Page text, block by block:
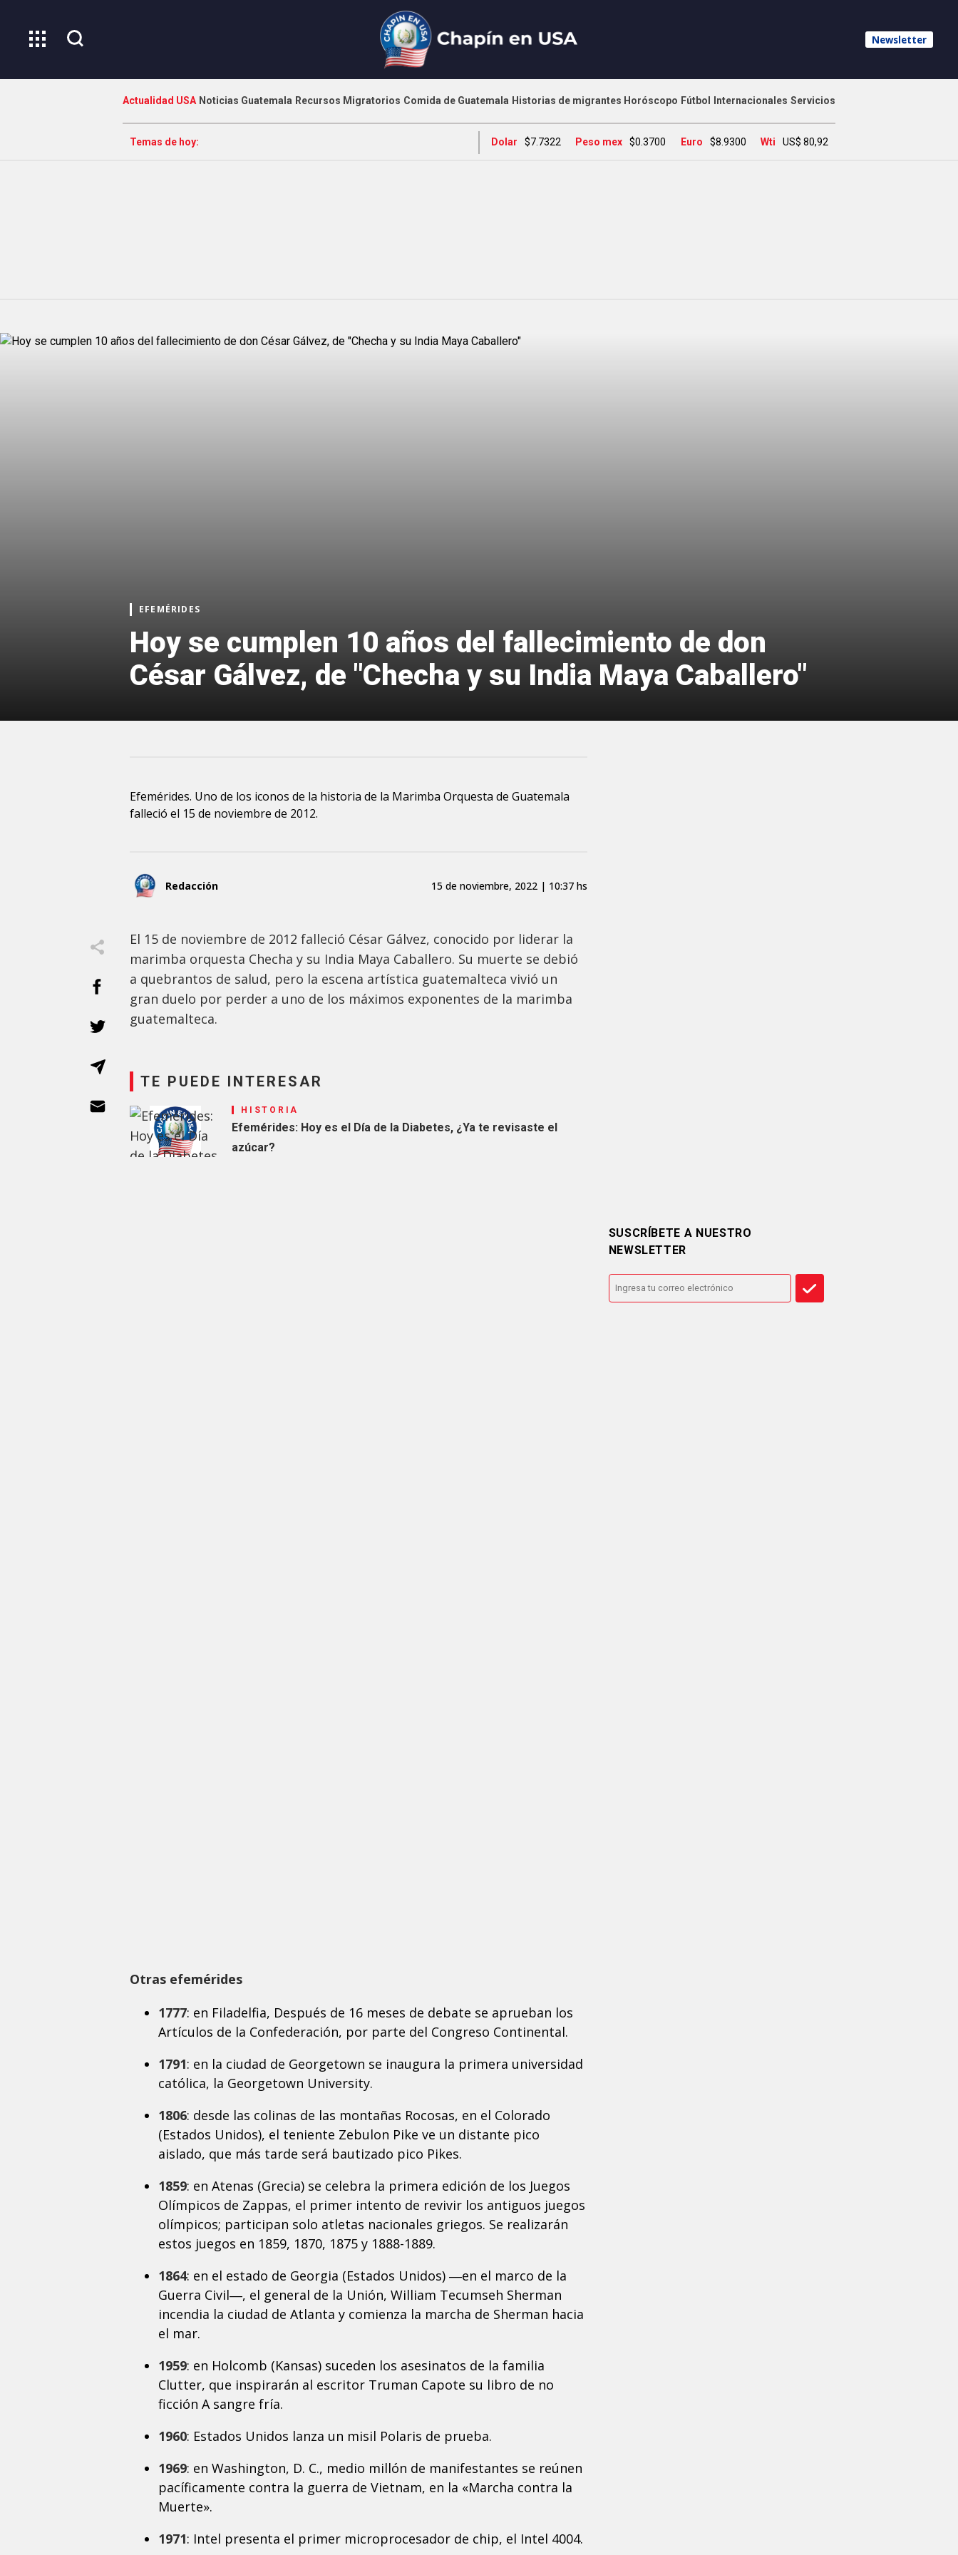
Newsletter
Actualidad USA Noticias Guatemala Recursos Migratorios Comida de Guatemala Historias de migrantes Horóscopo Fútbol Internacionales Servicios
Temas de hoy: Dolar $7.7322 Peso mex $0.3700 Euro $8.9300 Wti US$ 80,92
EFEMÉRIDES
Hoy se cumplen 10 años del fallecimiento de don
César Gálvez, de "Checha y su India Maya Caballero"
Efemérides. Uno de los iconos de la historia de la Marimba Orquesta de Guatemala
falleció el 15 de noviembre de 2012.
Redacción 15 de noviembre, 2022 | 10:37 hs
El 15 de noviembre de 2012 falleció César Gálvez, conocido por liderar la
marimba orquesta Checha y su India Maya Caballero. Su muerte se debió
a quebrantos de salud, pero la escena artística guatemalteca vivió un
gran duelo por perder a uno de los máximos exponentes de la marimba
guatemalteca.
TE PUEDE INTERESAR
HISTORIA
Efemérides: Hoy es el Día de la Diabetes, ¿Ya te revisaste el
azúcar?
Otras efemérides
1777: en Filadelfia, Después de 16 meses de debate se aprueban los
Artículos de la Confederación, por parte del Congreso Continental.
1791: en la ciudad de Georgetown se inaugura la primera universidad
católica, la Georgetown University.
1806: desde las colinas de las montañas Rocosas, en el Colorado
(Estados Unidos), el teniente Zebulon Pike ve un distante pico
aislado, que más tarde será bautizado pico Pikes.
1859: en Atenas (Grecia) se celebra la primera edición de los Juegos
Olímpicos de Zappas, el primer intento de revivir los antiguos juegos
olímpicos; participan solo atletas nacionales griegos. Se realizarán
estos juegos en 1859, 1870, 1875 y 1888-1889.
1864: en el estado de Georgia (Estados Unidos) ―en el marco de la
Guerra Civil―, el general de la Unión, William Tecumseh Sherman
incendia la ciudad de Atlanta y comienza la marcha de Sherman hacia
el mar.
1959: en Holcomb (Kansas) suceden los asesinatos de la familia
Clutter, que inspirarán al escritor Truman Capote su libro de no
ficción A sangre fría.
1960: Estados Unidos lanza un misil Polaris de prueba.
1969: en Washington, D. C., medio millón de manifestantes se reúnen
pacíficamente contra la guerra de Vietnam, en la «Marcha contra la
Muerte».
1971: Intel presenta el primer microprocesador de chip, el Intel 4004.
SUSCRÍBETE A NUESTRO
NEWSLETTER